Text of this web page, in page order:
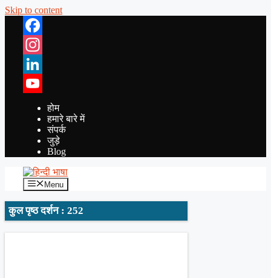
Skip to content
Facebook
Instagram
LinkedIn
YouTube
होम
हमारे बारे में
संपर्क
जुड़े
Blog
Menu
कुल पृष्ठ दर्शन : 252